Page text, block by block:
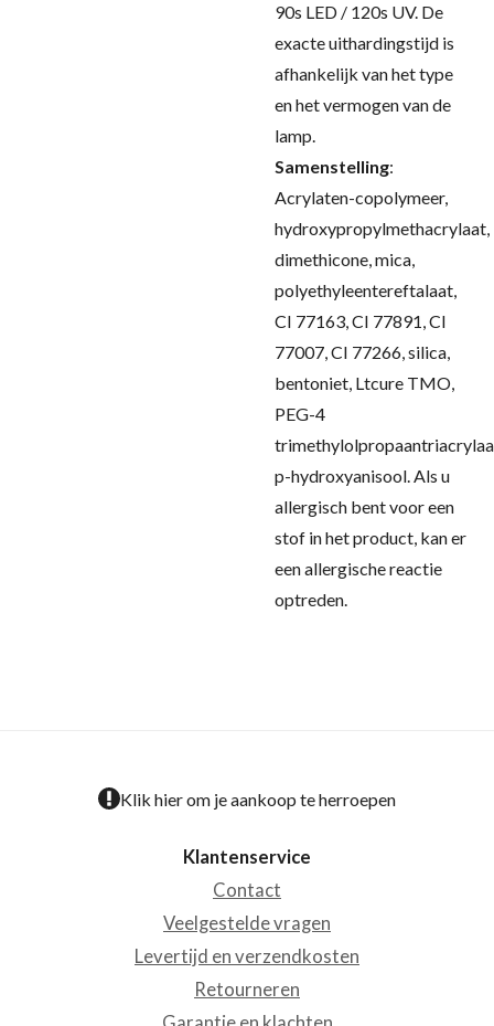
90s LED / 120s UV. De
exacte uithardingstijd is
afhankelijk van het type
en het vermogen van de
lamp.
Samenstelling:
Acrylaten-copolymeer,
hydroxypropylmethacrylaat,
dimethicone, mica,
polyethyleentereftalaat,
CI 77163, CI 77891, CI
77007, CI 77266, silica,
bentoniet, Ltcure TMO,
PEG-4
p-hydroxyanisool.Als u
allergisch bent voor een
stof in het product, kan er
een allergische reactie
optreden.
Klik hier om je aankoop te herroepen
Klantenservice
Contact
Veelgestelde vragen
Levertijd en verzendkosten
Retourneren